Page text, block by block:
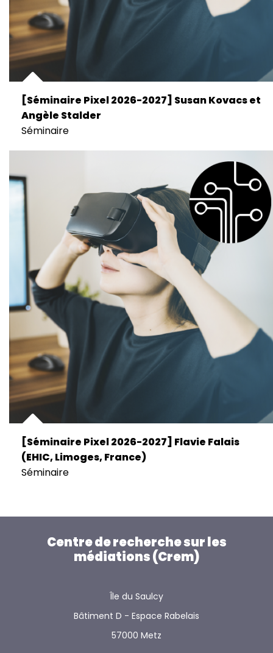
[Séminaire Pixel 2026-2027] Susan Kovacs et
Angèle Stalder
Séminaire
[Séminaire Pixel 2026-2027] Flavie Falais
(EHIC, Limoges, France)
Séminaire
Centre de recherche sur les
médiations (Crem)
Île du Saulcy
Bâtiment D - Espace Rabelais
57000 Metz